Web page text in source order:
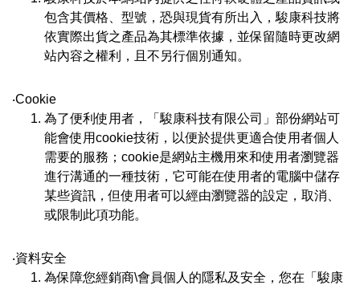
包含其價格、型號，恐與現貨有所出入，駿康科技將
依實際出貨之產品為其標準依據，並保留隨時更改網
站內容之權利，且不另行個別通知。
‧Cookie
為了便利使用者，「駿康科技有限公司」部份網站可
能會使用cookie技術，以便於提供更適合使用者個人
需要的服務；cookie是網站主機用來和使用者瀏覽器
進行溝通的一種技術，它可能在使用者的電腦中儲存
某些資訊，但使用者可以經由瀏覽器的設定，取消、
或限制此項功能。
‧資料安全
為保障您經銷商\會員個人的隱私及安全，您在「駿康